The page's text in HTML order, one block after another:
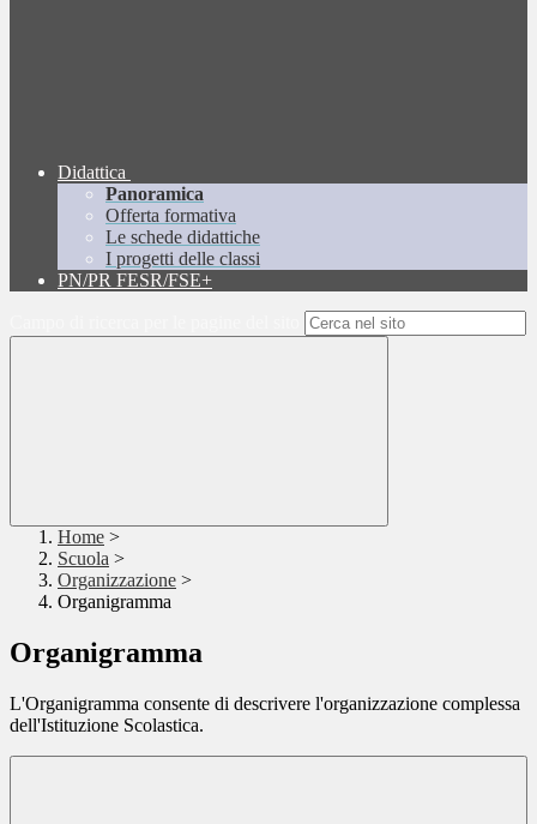
Didattica
Panoramica
Offerta formativa
Le schede didattiche
I progetti delle classi
PN/PR FESR/FSE+
Home >
Scuola >
Organizzazione >
Organigramma
Organigramma
L'Organigramma consente di descrivere l'organizzazione complessa
dell'Istituzione Scolastica.